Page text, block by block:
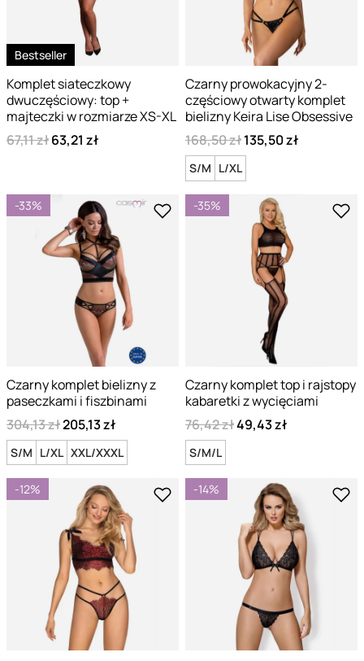
Bestseller
Komplet siateczkowy
dwuczęściowy: top +
majteczki w rozmiarze XS-XL
67,11 zł63,21 zł
Czarny prowokacyjny 2-
częściowy otwarty komplet
bielizny Keira Lise Obsessive
168,50 zł135,50 zł
S/M L/XL
-33%
Czarny komplet bielizny z
paseczkami i fiszbinami
304,13 zł205,13 zł
S/M L/XL XXL/XXXL
-35%
Czarny komplet top i rajstopy
kabaretki z wycięciami
76,42 zł49,43 zł
S/M/L
-12% -14%